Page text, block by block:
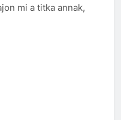
mi a titka annak,